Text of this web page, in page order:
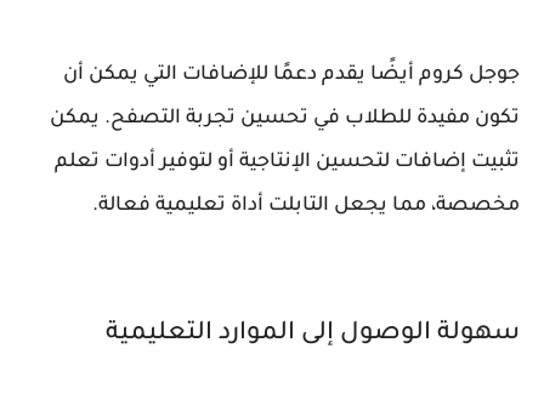
جوجل كروم أيضًا يقدم دعمًا للإضافات التي يمكن أن
تكون مفيدة للطلاب في تحسين تجربة التصفح. يمكن
تثبيت إضافات لتحسين الإنتاجية أو لتوفير أدوات تعلم
مخصصة، مما يجعل التابلت أداة تعليمية فعالة.
سهولة الوصول إلى الموارد التعليمية